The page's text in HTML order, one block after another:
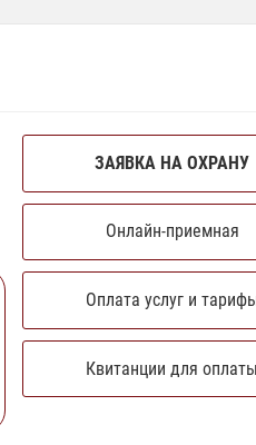
ЗАЯВКА НА ОХРАНУ
Онлайн-приемная
Оплата услуг и
Квитанции для оплаты